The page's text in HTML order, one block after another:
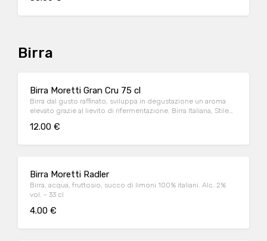
Birra
Birra Moretti Gran Cru 75 cl
Birra dal gusto raffinato, sviluppa in degustazione un aroma
elevato grazie al lievito di rifermentazione. Birra Italiana, Stile
12.00 €
Birra Moretti Radler
Birra, acqua, fruttosio, succo di limoni 100% italiani. Alc. 2%
vol. - 33 cl
4.00 €